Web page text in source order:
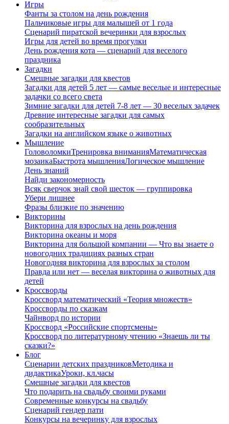
Игры
Фанты за столом на день рождения
Пальчиковые игры для малышей от 1 года
Сценарий пиратской вечеринки для взрослых
Игры для детей во время прогулки
День рождения кота — сценарий для веселого
праздника
Загадки
Смешные загадки для квестов
Загадки для детей 5 лет — самые веселые и интересные
задачки со всего света
Зимние загадки для детей 7-8 лет — 30 веселых задачек
Древние интересные загадки для самых
сообразительных
Загадки на английском языке о животных
Мышление
ГоловоломкиТренировка вниманияМатематическая
мозаикаБыстрота мышленияЛогическое мышление
День знаний
Найди закономерность
Всяк сверчок знай свой шесток — группировка
Убери лишнее
Фразы близкие по значению
Викторины
Викторина для взрослых на день рождения
Викторина океаны и моря
Викторина для большой компании — Что вы знаете о
новогодних традициях разных стран
Новогодняя викторина для взрослых за столом
Правда или нет — веселая викторина о животных для
детей
Кроссворды
Кроссворд математический «Теория множеств»
Кроссворды по сказкам
Чайнворд по истории
Кроссворд «Российские спортсмены»
Кроссворд по литературному чтению «Знаешь ли ты
сказки?»
Блог
Сценарии детских праздниковМетодика и
дидактикаУроки, кл.часы
Смешные загадки для квестов
Что подарить на свадьбу своими руками
Современные конкурсы на свадьбу
Сценарий гендер пати
Конкурсы на вечеринку для взрослых